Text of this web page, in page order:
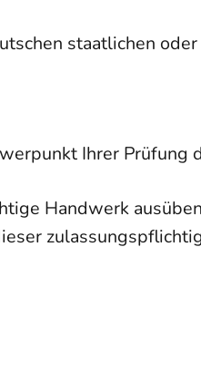
staatlichen
Ihrer
Handwerk